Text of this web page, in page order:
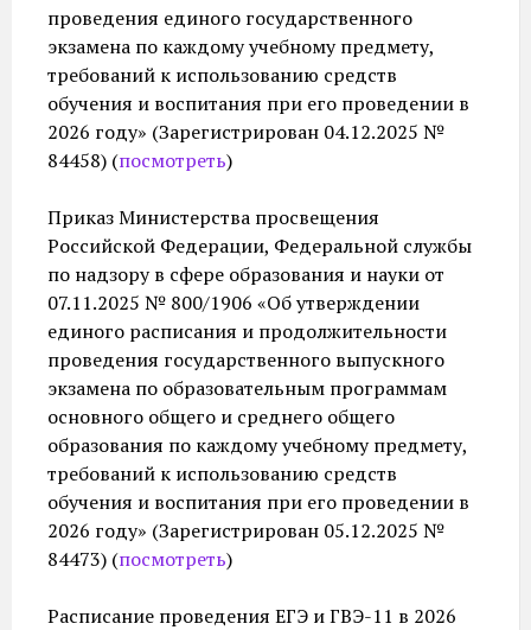
проведения единого государственного
экзамена по каждому учебному предмету,
требований к использованию средств
обучения и воспитания при его проведении в
2026 году» (Зарегистрирован 04.12.2025 №
84458) (посмотреть)
Приказ Министерства просвещения
Российской Федерации, Федеральной службы
по надзору в сфере образования и науки от
07.11.2025 № 800/1906 «Об утверждении
единого расписания и продолжительности
проведения государственного выпускного
экзамена по образовательным программам
основного общего и среднего общего
образования по каждому учебному предмету,
требований к использованию средств
обучения и воспитания при его проведении в
2026 году» (Зарегистрирован 05.12.2025 №
84473) (посмотреть)
Расписание проведения ЕГЭ и ГВЭ-11 в 2026